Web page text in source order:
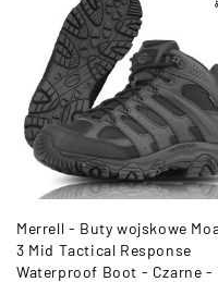
Merrell - Buty wojskowe
3 Mid Tactical Response
Waterproof Boot - Czarne -